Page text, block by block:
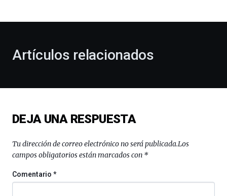
celebración
novena
Bilbo
(BZP),
un
que
Artículos relacionados
DEJA UNA RESPUESTA
Tu dirección de correo electrónico no será publicada.Los
campos obligatorios están marcados con *
Comentario*